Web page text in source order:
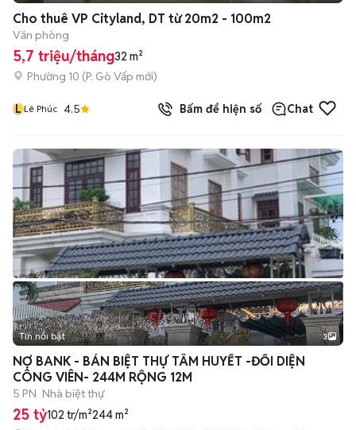
Cho thuê VP Cityland, DT từ 20m2 - 100m2
Văn phòng
5,7 triệu/tháng32 m²
Phường 10 (P. Gò Vấp mới)
L Lê Phúc 4.5 Bấm để hiện số Chat
Tin nổi bật 3
NỢ BANK - BÁN BIỆT THỰ TÂM HUYẾT -ĐỐI DIỆN
CÔNG VIÊN- 244M RỘNG 12M
5 PN Nhà biệt thự
25 tỷ102 tr/m²244 m²